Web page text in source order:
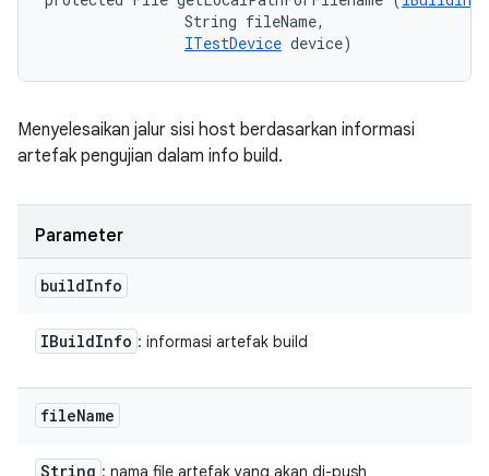
                String fileName,
ITestDevice device)
Menyelesaikan jalur sisi host berdasarkan informasi
artefak pengujian dalam info build.
Parameter
buildInfo
IBuildInfo : informasi artefak build
fileName
String : nama file artefak yang akan di-push